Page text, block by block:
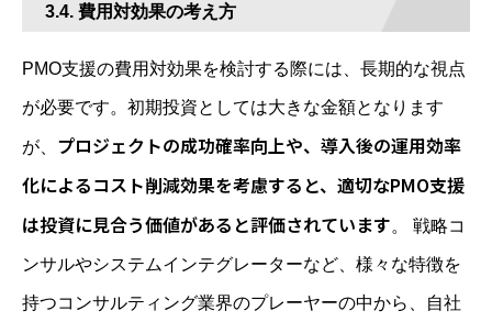
3.4. 費用対効果の考え方
PMO支援の費用対効果を検討する際には、長期的な視点
が必要です。初期投資としては大きな金額となります
が、 プロジェクトの成功確率向上や、導入後の運用効率
化によるコスト削減効果を考慮すると、適切なPMO支援
は投資に見合う価値があると評価されています。 戦略コ
ンサルやシステムインテグレーターなど、様々な特徴を
持つコンサルティング業界のプレーヤーの中から、自社